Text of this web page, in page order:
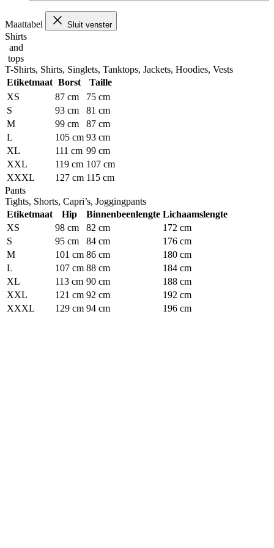
Maattabel Sluit venster
Shirts
and
tops
T-Shirts, Shirts, Singlets, Tanktops, Jackets, Hoodies, Vests
Etiketmaat Borst
Taille
XS
87 cm
75 cm
S
93 cm
81 cm
M
99 cm
87 cm
L
105 cm 93 cm
XL
111 cm 99 cm
XXL
119 cm 107 cm
XXXL
127 cm 115 cm
Pants
Tights, Shorts, Capri’s, Joggingpants
Etiketmaat
Hip Binnenbeenlengte Lichaamslengte
XS
98 cm 82 cm
172 cm
S
95 cm 84 cm
176 cm
M
101 cm 86 cm
180 cm
L
107 cm 88 cm
184 cm
XL
113 cm 90 cm
188 cm
XXL
121 cm 92 cm
192 cm
XXXL
129 cm 94 cm 196 cm